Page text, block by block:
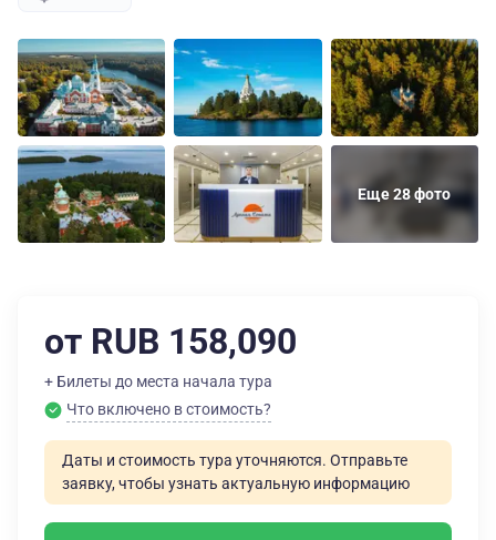
Еще 28 фото
от RUB 158,090
+ Билеты до места начала тура
Что включено в стоимость?
Даты и стоимость тура уточняются. Отправьте
заявку, чтобы узнать актуальную информацию